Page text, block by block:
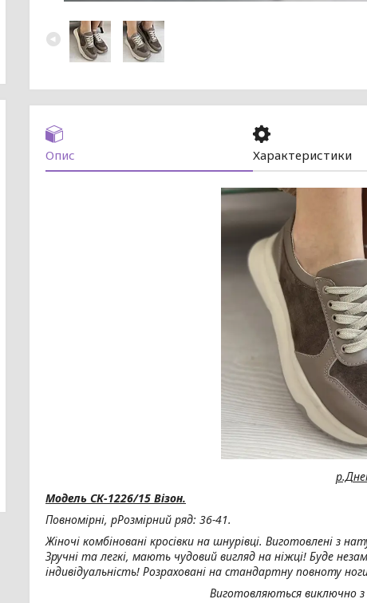
Опис Характеристики
Модель СК-1226/15 Візон.
Повномірні, рРозмірний ряд: 36-41.
Жіночі комбіновані кросівки на шнурівці. Виготовлені з
Зручні та легкі, мають чудовий вигляд на ніжці! Буде
індивідуальність! Розраховані на стандартну повноту
Виготовляються виключно з